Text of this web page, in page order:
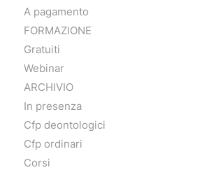
A pagamento
FORMAZIONE
Gratuiti
Webinar
ARCHIVIO
In presenza
Cfp deontologici
Cfp ordinari
Corsi